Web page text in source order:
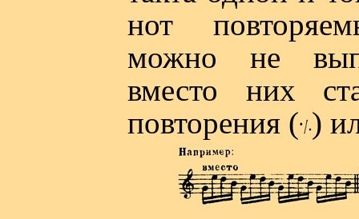
нот
можно не
вместо них
повторения ( )